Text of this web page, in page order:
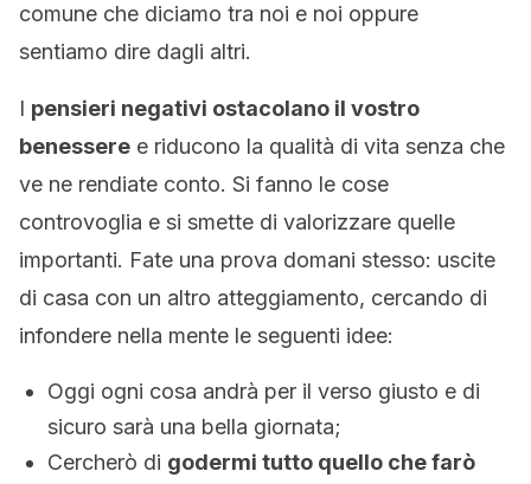
comune che diciamo tra noi e noi oppure
sentiamo dire dagli altri.
I pensieri negativi ostacolano il vostro
benessere e riducono la qualità di vita senza che
ve ne rendiate conto. Si fanno le cose
controvoglia e si smette di valorizzare quelle
importanti. Fate una prova domani stesso: uscite
di casa con un altro atteggiamento, cercando di
infondere nella mente le seguenti idee:
Oggi ogni cosa andrà per il verso giusto e di
sicuro sarà una bella giornata;
Cercherò di godermi tutto quello che farò